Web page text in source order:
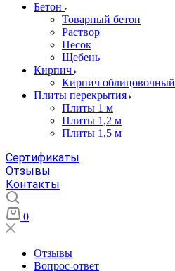
Бетон
Товарный бетон
Раствор
Песок
Щебень
Кирпич
Кирпич облицовочный
Плиты перекрытия
Плиты 1 м
Плиты 1,2 м
Плиты 1,5 м
Сертификаты
Отзывы
Контакты
0
Отзывы
Вопрос-ответ